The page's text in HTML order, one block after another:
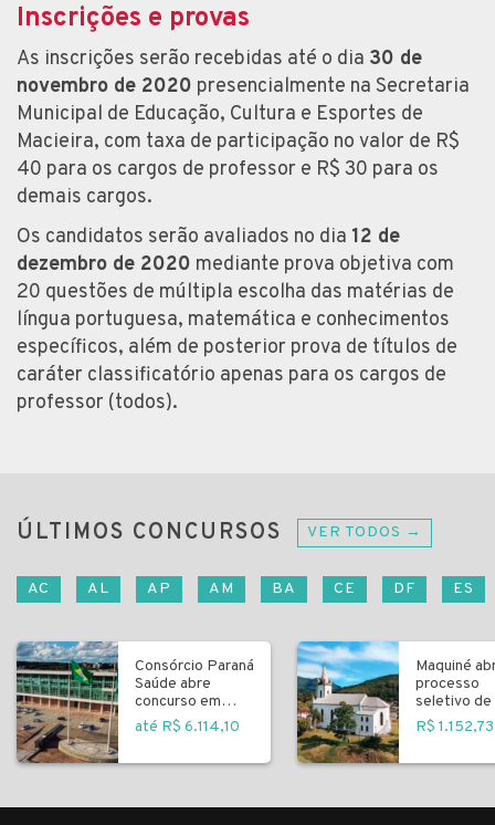
Inscrições e provas
As inscrições serão recebidas até o dia 30 de
novembro de 2020 presencialmente na Secretaria
Municipal de Educação, Cultura e Esportes de
Macieira, com taxa de participação no valor de R$
40 para os cargos de professor e R$ 30 para os
demais cargos.
Os candidatos serão avaliados no dia 12 de
dezembro de 2020 mediante prova objetiva com
20 questões de múltipla escolha das matérias de
língua portuguesa, matemática e conhecimentos
específicos, além de posterior prova de títulos de
caráter classificatório apenas para os cargos de
professor (todos).
ÚLTIMOS CONCURSOS VER TODOS →
AC AL AP AM BA CE DF ES
Consórcio Paraná
Saúde abre
concurso em
Curitiba
até R$ 6.114,10
Maquiné
processo
seletivo de
R$ 1.152,73